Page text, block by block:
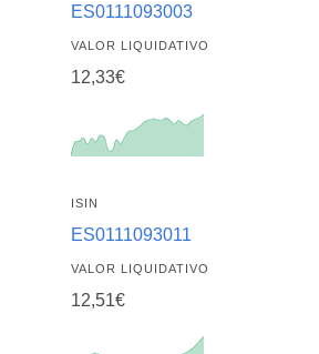
ES0111093003
VALOR LIQUIDATIVO
12,33€
ISIN
ES0111093011
VALOR LIQUIDATIVO
12,51€